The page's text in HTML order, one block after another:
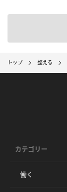
トップ 整える
カテゴリー
働く